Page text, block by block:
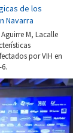
de los
Navarra
M, Lacalle
por VIH en